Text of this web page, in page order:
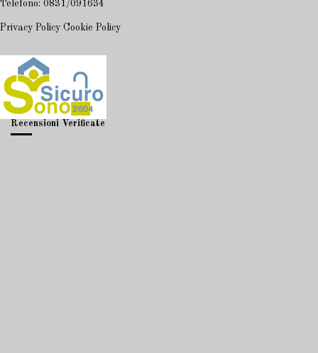
Telefono: 0831/091634
Privacy Policy Cookie Policy
Recensioni Verificate